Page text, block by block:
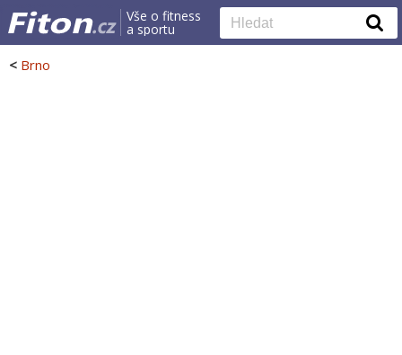
Vše o fitness
a sportu
< Brno